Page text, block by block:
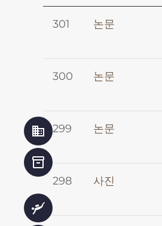
business
inventory_2
scuba_diving
301 논문
300 논문
299 논문
298 사진